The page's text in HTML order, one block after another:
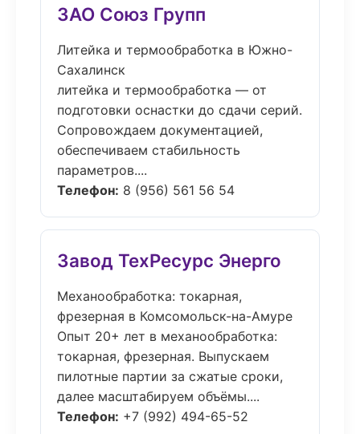
ЗАО Союз Групп
Литейка и термообработка в Южно-
Сахалинск
литейка и термообработка — от
подготовки оснастки до сдачи серий.
Сопровождаем документацией,
обеспечиваем стабильность
параметров....
Телефон: 8 (956) 561 56 54
Завод ТехРесурс Энерго
Механообработка: токарная,
фрезерная в Комсомольск-на-Амуре
Опыт 20+ лет в механообработка:
токарная, фрезерная. Выпускаем
пилотные партии за сжатые сроки,
далее масштабируем объёмы....
Телефон: +7 (992) 494-65-52